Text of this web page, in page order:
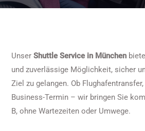
Unser Shuttle Service in München
und zuverlässige Möglichkeit, sicher
Ziel zu gelangen. Ob
Business-Termin – wir bringen Sie
B, ohne Wartezeiten oder Umwege.